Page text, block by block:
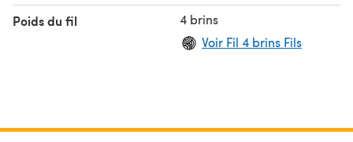
Poids du fil
4 brins
Voir Fil 4 brins Fils